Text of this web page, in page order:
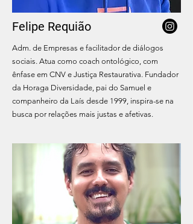
Felipe Requião
Adm. de Empresas e facilitador de diálogos
sociais. Atua como coach ontológico, com
ênfase em CNV e Justiça Restaurativa. Fundador
da Horaga Diversidade, pai do Samuel e
companheiro da Laís desde 1999, inspira-se na
busca por relações mais justas e afetivas.